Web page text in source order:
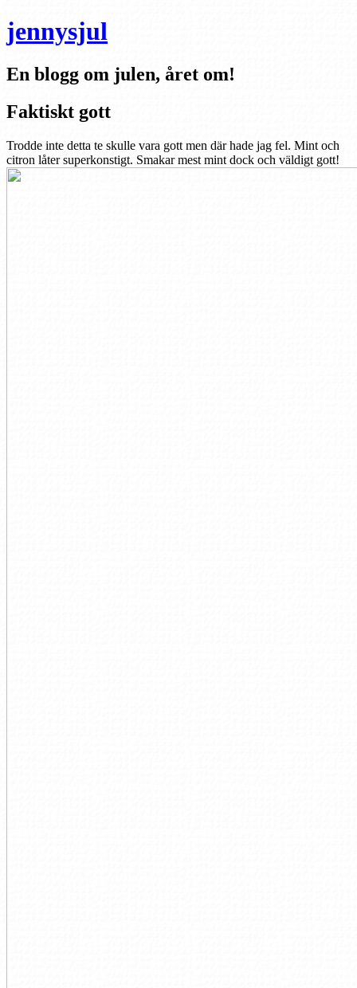
jennysjul
En blogg om julen, året om!
Faktiskt gott
Trodde inte detta te skulle vara gott men där hade jag fel. Mint och
citron låter superkonstigt. Smakar mest mint dock och väldigt gott!